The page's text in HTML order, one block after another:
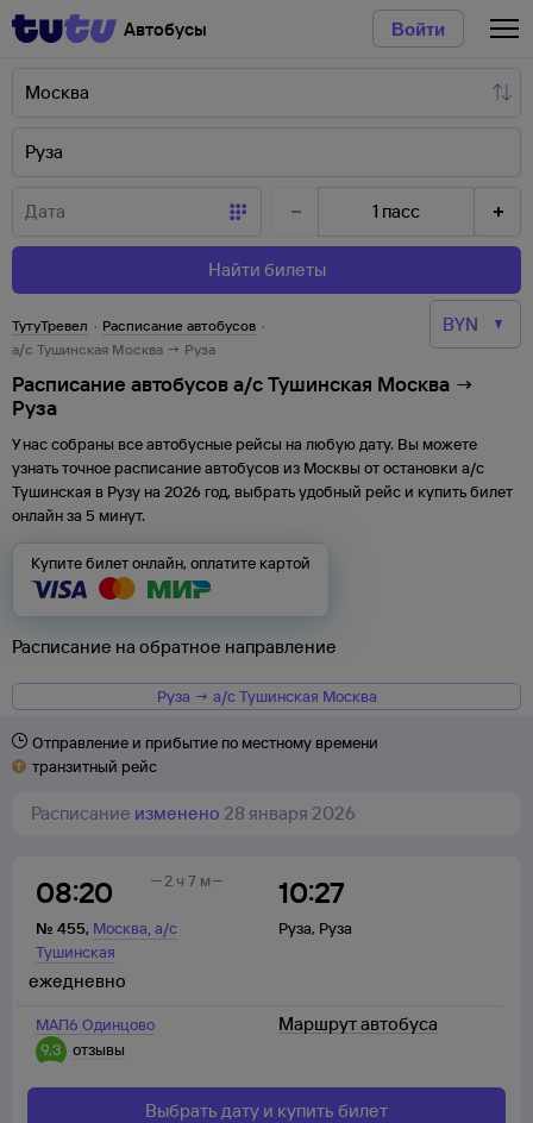
Автобусы Войти
1 пасс
Найти билеты
ТутуТревел · Расписание автобусов ·
а/с Тушинская Москва → Руза
Расписание автобусов а/с Тушинская Москва →
Руза
У нас собраны все автобусные рейсы на любую дату. Вы можете
узнать точное расписание автобусов из Москвы отостановки а/с
Тушинская в Рузу на 2026 год, выбрать удобный рейс и купить билет
онлайн за 5 минут.
Купите билет онлайн, оплатите картой
Расписание на обратное направление
Руза → а/с Тушинская Москва
Отправление и прибытие по местному времени
транзитный рейс
Расписание изменено 28 января 2026
08:20
№ 455, Москва,а/с
Тушинская
10:27
Руза, Руза
2 ч 7 м
МАП6 Одинцово
9,3
отзывы
ежедневно
Маршрут автобуса
Выбрать дату и купить билет